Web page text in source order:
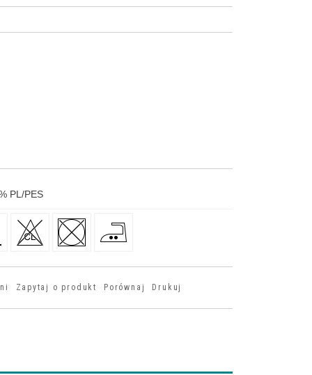
PL/PES
Zapytaj o produkt Porównaj Drukuj